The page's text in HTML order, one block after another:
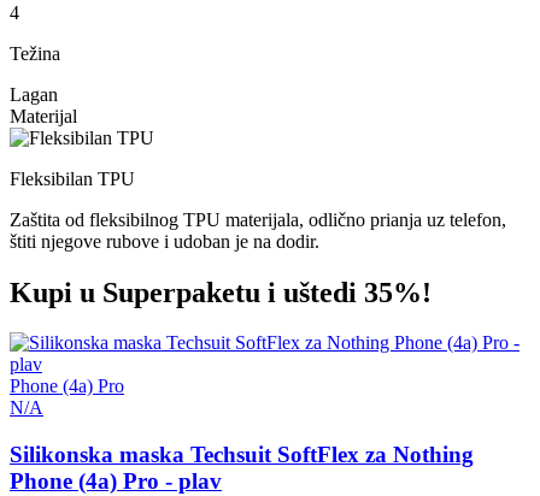
4
Težina
Lagan
Materijal
Fleksibilan TPU
Zaštita od fleksibilnog TPU materijala, odlično prianja uz telefon,
štiti njegove rubove i udoban je na dodir.
Kupi u Superpaketu i uštedi 35%!
Phone (4a) Pro
N/A
Silikonska maska Techsuit SoftFlex za Nothing
Phone (4a) Pro - plav